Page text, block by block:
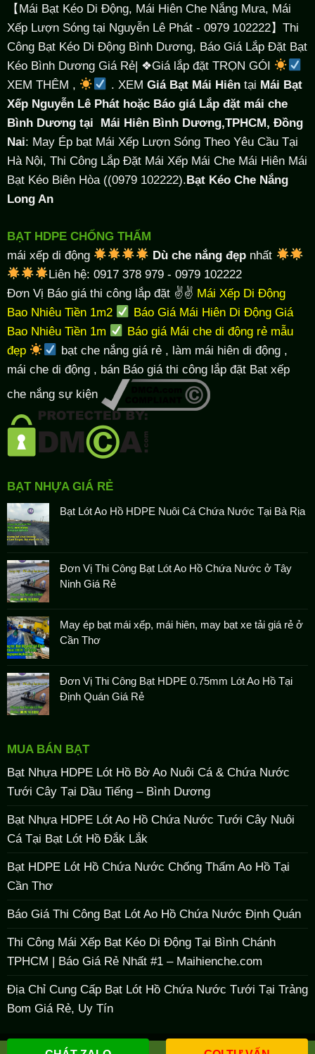
【Mái Bạt Kéo Di Động, Mái Hiên Che Nắng Mưa, Mái
Xếp Lượn Sóng tại Nguyễn Lê Phát - 0979 102222】Thi
Công Bạt Kéo Di Động Bình Dương, Báo Giá Lắp Đặt Bạt
Kéo Bình Dương Giá Rẻ| ❖Giá lắp đặt TRỌN GÓI
XEM THÊM ,
. XEM Giá Bạt Mái Hiêntại Mái Bạt
Xếp Nguyễn Lê Phát hoặc Báo giá Lắp đặt mái che
Bình Dương tại Mái Hiên Bình Dương,TPHCM, Đồng
Nai: May Ép bạt Mái Xếp Lượn Sóng Theo Yêu Cầu Tại
Hà Nội, Thi Công Lắp Đặt Mái Xếp Mái Che Mái Hiên Mái
Bạt Kéo Biên Hòa ((0979 102222).Bạt Kéo Che Nắng
Long An
BẠT HDPE CHỐNG THẤM
mái xếp di động Dù che nắng đẹp nhất
Liên hệ: 0917 378 979 - 0979 102222
Đơn Vị Báo giá thi công lắp đặt ✌✌ Mái Xếp Di Động
Bao Nhiêu Tiền 1m2
Báo Giá Mái Hiên Di Động Giá
Bao Nhiêu Tiền 1m
Báo giá Mái che di động rẻ mẫu
đẹp
bạt che nắng giá rẻ, làm mái hiên di động,
mái che di động , bán Báo giá thi công lắp đặt Bạt xếp
che nắng sự kiện
BẠT NHỰA GIÁ RẺ
Bạt Lót Ao Hồ HDPE Nuôi Cá Chứa Nước Tại Bà Rịa
Đơn Vị Thi Công Bạt Lót Ao Hồ Chứa Nước ở Tây
Ninh Giá Rẻ
May ép bạt mái xếp, mái hiên, may bạt xe tải giá rẻ ở
Cần Thơ
Đơn Vị Thi Công Bạt HDPE 0.75mm Lót Ao Hồ Tại
Định Quán Giá Rẻ
MUA BÁN BẠT
Bạt Nhựa HDPE Lót Hồ Bờ Ao Nuôi Cá & Chứa Nước
Tưới Cây Tại Dầu Tiếng – Bình Dương
Bạt Nhựa HDPE Lót Ao Hồ Chứa Nước Tưới Cây Nuôi
Cá Tại Bạt Lót Hồ Đắk Lắk
Bạt HDPE Lót Hồ Chứa Nước Chống Thấm Ao Hồ Tại
Cần Thơ
Báo Giá Thi Công Bạt Lót Ao Hồ Chứa Nước Định Quán
Thi Công Mái Xếp Bạt Kéo Di Động Tại Bình Chánh
TPHCM | Báo Giá Rẻ Nhất #1 – Maihienche.com
Địa Chỉ Cung Cấp Bạt Lót Hồ Chứa Nước Tưới Tại Trảng
Bom Giá Rẻ, Uy Tín